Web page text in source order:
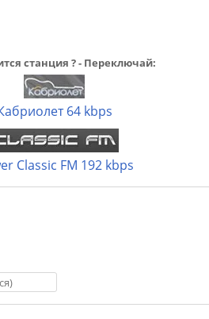
станция ? - Переключай:
64 kbps
Classic FM 192 kbps